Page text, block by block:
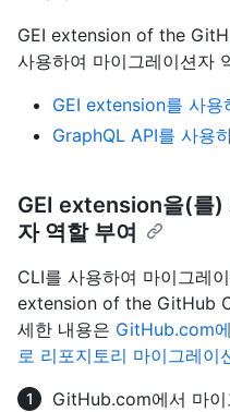
GEI extension of the
사용하여 마이그레이션자
GEI extension를 사용
GraphQL API를 사용
GEI extension을(를)
자 역할 부여
CLI를 사용하여 마이그레
extension of the GitHub
세한 내용은 GitHub.com
로 리포지토리 마이그레이
GitHub.com에서 마